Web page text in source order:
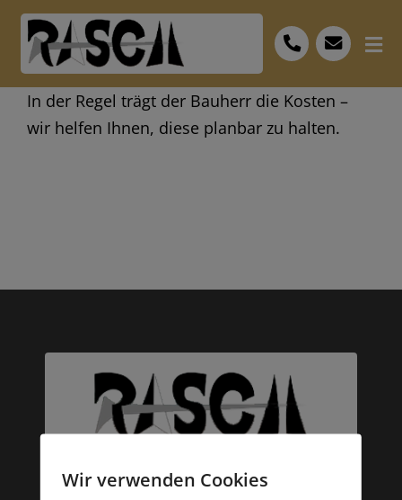
Skip
content
Start
Leistungen
In der Regel trägt der Bauherr die Kosten –
wir helfen Ihnen, diese planbar zu halten.
Wir verwenden Cookies